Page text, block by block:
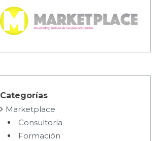
Categorías
Marketplace
Consultoría
Formación